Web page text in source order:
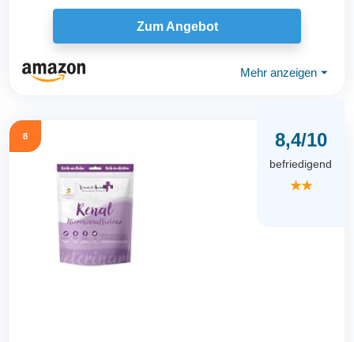
Zum Angebot
Mehr anzeigen ⏷
8 8,4/10
befriedigend
★★